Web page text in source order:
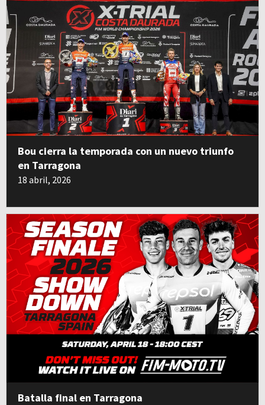
Bou cierra la temporada con un nuevo triunfo
en Tarragona
18 abril, 2026
Batalla final en Tarragona